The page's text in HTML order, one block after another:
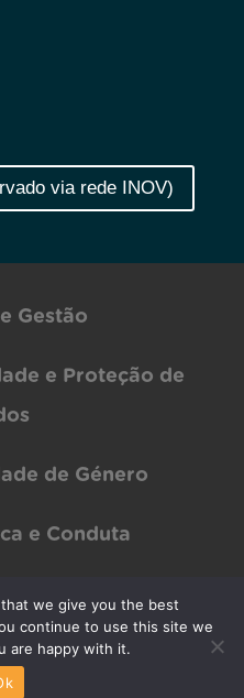
via rede INOV)
Gestão
e Proteção de
de Género
e Conduta
Reserved | Designed byPAR Design
we give you the best
continue to use this site we
are happy with it.